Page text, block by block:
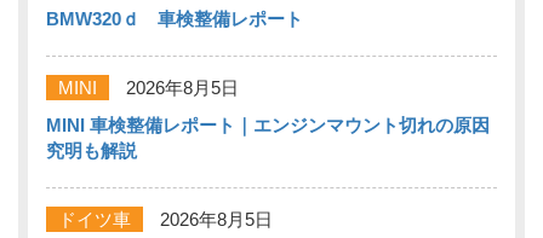
BMW320ｄ 車検整備レポート
MINI
2026年8月5日
MINI 車検整備レポート｜エンジンマウント切れの原因
究明も解説
ドイツ車
2026年8月5日